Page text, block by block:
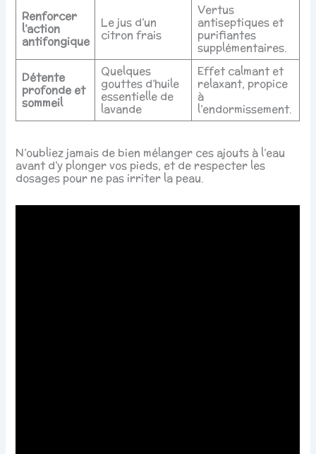
Renforcer
l’action
antifongique
Le jus d’un
citron frais
Vertus
antiseptiques et
purifiantes
supplémentaires.
Détente
profonde et
sommeil
Quelques
gouttes d’huile
essentielle de
lavande
Effet calmant et
relaxant, propice
à
l’endormissement.
N’oubliez jamais de bien mélanger ces ajouts à l’eau
avant d’y plonger vos pieds, et de respecter les
dosages pour ne pas irriter la peau.